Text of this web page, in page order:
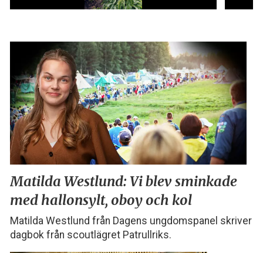
Matilda Westlund:Vi blev sminkade
med hallonsylt, oboy och kol
Matilda Westlund från Dagens ungdomspanel skriver
dagbok från scoutlägret Patrullriks.